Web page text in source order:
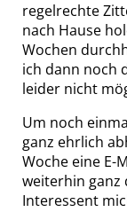
regelrechte
nach Hause
Wochen
ich dann noch
leider nicht
Um noch
ganz ehrlich
Woche eine E-
weiterhin ganz
Interessent